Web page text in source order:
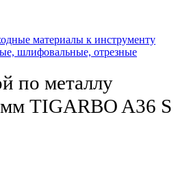
материалы к инструменту
шлифовальные, отрезные
по металлу
TIGARBO A36 S